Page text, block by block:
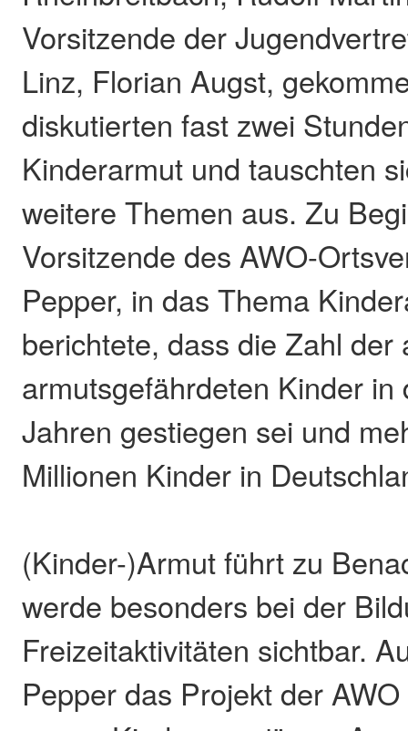
Vorsitzende der
Linz, Florian Augst,
diskutierten fast zwei
Kinderarmut und tauschten
weitere Themen aus. Zu
Vorsitzende des AWO-
Pepper, in das Thema
berichtete, dass die Zahl der
armutsgefährdeten Kinder in
Jahren gestiegen sei und
Millionen Kinder in
(Kinder-)Armut führt zu
werde besonders bei der
Freizeitaktivitäten sichtbar.
Pepper das Projekt der